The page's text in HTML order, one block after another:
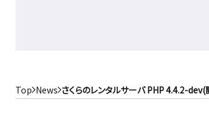
Top News さくらのレンタルサーバ PHP 4.4.2-